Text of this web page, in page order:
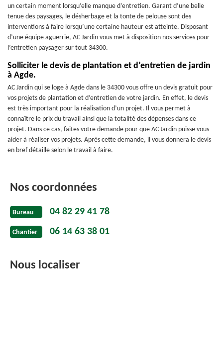
un certain moment lorsqu’elle manque d’entretien. Garant d’une belle
tenue des paysages, le désherbage et la tonte de pelouse sont des
interventions à faire lorsqu’une certaine hauteur est atteinte. Disposant
d’une équipe aguerrie, AC Jardin vous met à disposition nos services pour
l’entretien paysager sur tout 34300.
Solliciter le devis de plantation et d’entretien de jardin
à Agde.
AC Jardin qui se loge à Agde dans le 34300 vous offre un devis gratuit pour
vos projets de plantation et d’entretien de votre jardin. En effet, le devis
est très important pour la réalisation d’un projet. Il vous permet à
connaître le prix du travail ainsi que la totalité des dépenses dans ce
projet. Dans ce cas, faites votre demande pour que AC Jardin puisse vous
aider à réaliser vos projets. Après cette demande, il vous donnera le devis
en bref détaille selon le travail à faire.
Nos coordonnées
Bureau 04 82 29 41 78
Chantier 06 14 63 38 01
Nous localiser